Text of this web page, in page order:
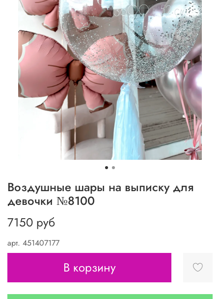
арт. 451407177
Воздушные шары на выписку для
девочки №8100
7150 руб
В корзину